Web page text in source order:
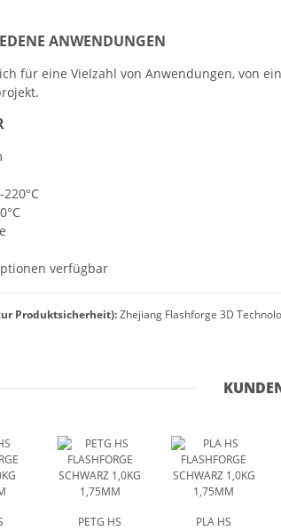
ANWENDUNGEN
für eine Vielzahl von Anwendungen, von
220°C
verfügbar
Produktsicherheit):Zhejiang Flashforge 3D
PETG HS
PLA HS